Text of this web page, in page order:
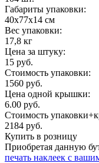
Габариты упаковки:
40х77х14 см
Вес упаковки:
17,8 кг
Цена за штуку:
15 руб.
Стоимость упаковки:
1560 руб.
Цена одной крышки:
6.00 руб.
Стоимость
2184 руб.
Купить в розницу
Приобретая данную
печать наклеек с